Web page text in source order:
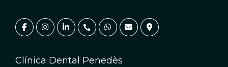
Clínica Dental Penedès